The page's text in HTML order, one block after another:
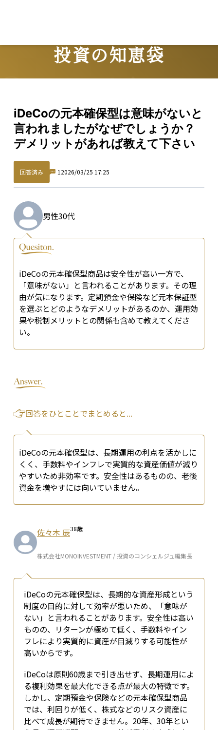
投資の知恵袋
iDeCoの元本確保型は意味がないと
言われましたがなぜでしょうか？
デメリットがあれば教えて下さい
回答済み 1 2026/03/25 17:25
男性30代
iDeCoの元本確保型商品は安全性が高い一方で、
「意味がない」と言われることがあります。その理
由が気になります。定期預金や保険など元本保証型
を選ぶとどのようなデメリットがあるのか、運用効
果や税制メリットとの関係も含めて教えてくださ
い。
回答をひとことでまとめると...
iDeCoの元本確保型は、長期運用の利点を活かしに
くく、手数料やインフレで実質的な資産価値が減り
やすいため非効率です。安全性はあるものの、老後
資金を増やすには向いていません。
佐々木 辰38歳
株式会社MONOINVESTMENT / 投資のコンシェルジュ編集長
iDeCoの元本確保型は、長期的な資産形成という
制度の目的に対して効率が悪いため、「意味が
ない」と言われることがあります。安全性は高い
ものの、リターンが極めて低く、手数料やイン
フレにより実質的に資産が目減りする可能性が
高いからです。
iDeCoは原則60歳まで引き出せず、長期運用によ
る複利効果を最大化できる点が最大の特徴です。
しかし、定期預金や保険などの元本確保型商品
では、利回りが低く、株式などのリスク資産に
比べて成長が期待できません。20年、30年とい